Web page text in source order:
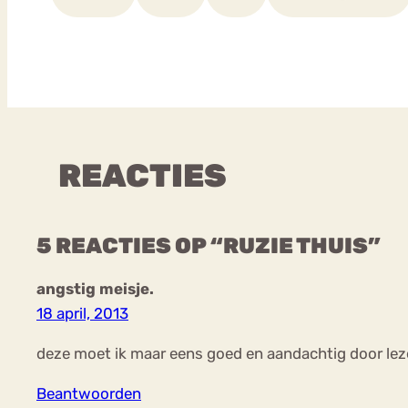
REACTIES
5 REACTIES OP “RUZIE THUIS”
angstig meisje.
18 april, 2013
deze moet ik maar eens goed en aandachtig door
Beantwoorden